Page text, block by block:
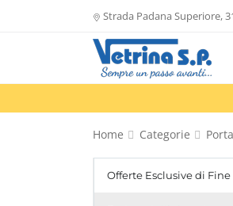
Strada Padana Superiore,
Home Categorie
Offerte Esclusive di Fine